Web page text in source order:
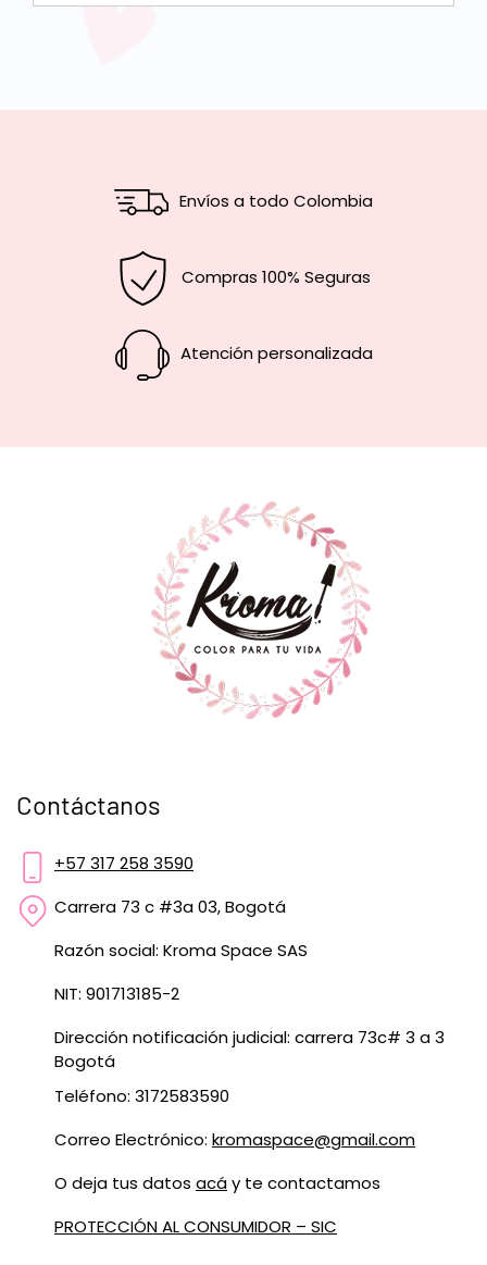
Envíos a todo Colombia
Compras 100% Seguras
Atención personalizada
Contáctanos
+57 317 258 3590
Carrera 73 c #3a 03, Bogotá
Razón social: Kroma Space SAS
NIT: 901713185-2
Dirección notificación judicial: carrera 73c# 3 a 3
Bogotá
Teléfono: 3172583590
Correo Electrónico: kromaspace@gmail.com
O deja tus datos acáy te contactamos
PROTECCIÓN AL CONSUMIDOR – SIC